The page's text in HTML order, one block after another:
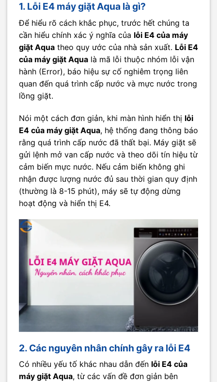
1. Lỗi E4 máy giặt Aqua là gì?
Để hiểu rõ cách khắc phục, trước hết chúng ta
cần hiểu chính xác ý nghĩa của lỗi E4 của máy
giặt Aqua theo quy ước của nhà sản xuất. Lỗi E4
của máy giặt Aqua là mã lỗi thuộc nhóm lỗi vận
hành (Error), báo hiệu sự cố nghiêm trọng liên
quan đến quá trình cấp nước và mực nước trong
lồng giặt.
Nói một cách đơn giản, khi màn hình hiển thị lỗi
E4 của máy giặt Aqua, hệ thống đang thông báo
rằng quá trình cấp nước đã thất bại. Máy giặt sẽ
gửi lệnh mở van cấp nước và theo dõi tín hiệu từ
cảm biến mực nước. Nếu cảm biến không ghi
nhận được lượng nước đủ sau thời gian quy định
(thường là 8-15 phút), máy sẽ tự động dừng
hoạt động và hiển thị E4.
2. Các nguyên nhân chính gây ra lỗi E4
Có nhiều yếu tố khác nhau dẫn đến lỗi E4 của
máy giặt Aqua, từ các vấn đề đơn giản bên